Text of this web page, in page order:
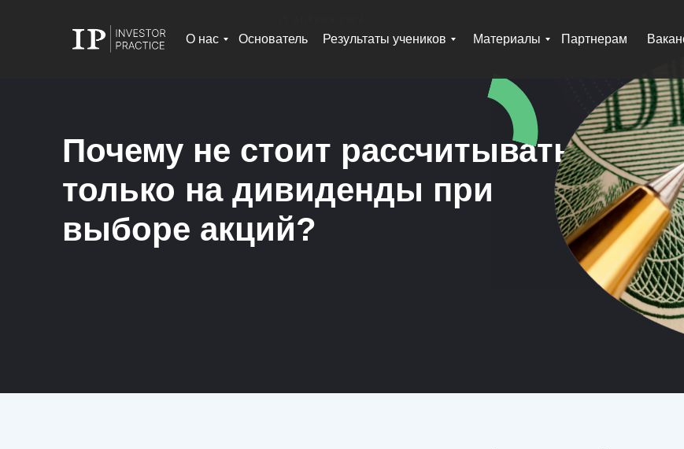
Партнерам
Материалы
Результаты учеников
Основатель
О нас
Почему не стоит рассчитывать
только на дивиденды при
выборе акций?